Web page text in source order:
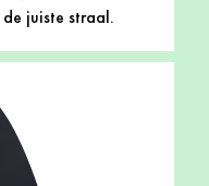
juiste straal.